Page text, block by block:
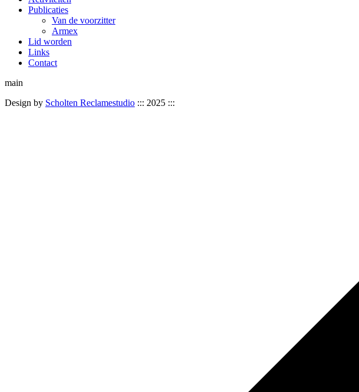
Publicaties
Van de voorzitter
Armex
Lid worden
Links
Contact
main
Design by Scholten Reclamestudio ::: 2025 :::